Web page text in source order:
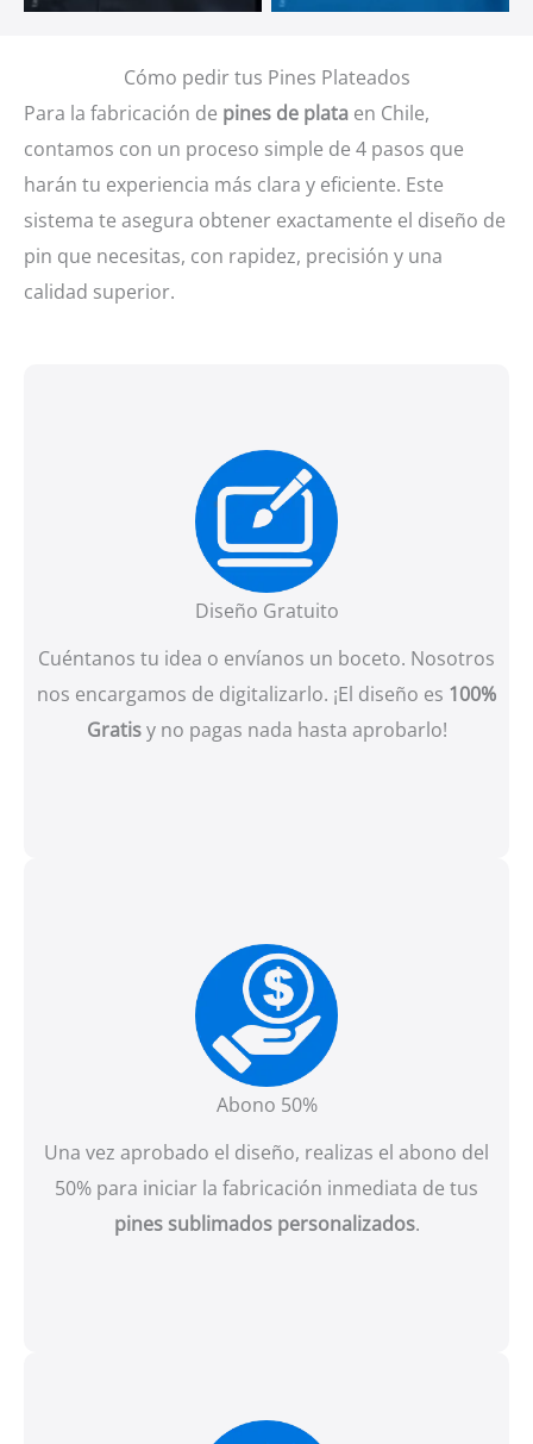
Cómo pedir tus Pines Plateados
Para la fabricación de pines de plata en Chile,
contamos con un proceso simple de 4 pasos que
harán tu experiencia más clara y eficiente. Este
sistema te asegura obtener exactamente el diseño de
pin que necesitas, con rapidez, precisión y una
calidad superior.
Diseño Gratuito
Cuéntanos tu idea o envíanos un boceto. Nosotros
nos encargamos de digitalizarlo. ¡El diseño es 100%
Gratisy no pagas nada hasta aprobarlo!
Abono 50%
Una vez aprobado el diseño, realizas el abono del
50% para iniciar la fabricación inmediata de tus
pines sublimados personalizados.